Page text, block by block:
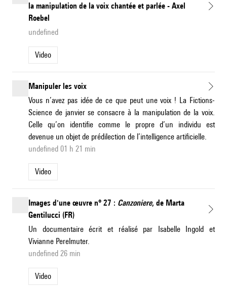
la manipulation de la voix chantée et parlée - Axel
Roebel
undefined
Video
Manipuler les voix
Vous n’avez pas idée de ce que peut une voix ! La Fictions-
Science de janvier se consacre à la manipulation de la voix.
Celle qu’on identifie comme le propre d’un individu est
devenue un objet de prédilection de l’intelligence artificielle.
undefined 01 h 21 min
Video
Images d'une œuvre n° 27 : Canzoniere, de Marta
Gentilucci (FR)
Un documentaire écrit et réalisé par Isabelle Ingold et
Vivianne Perelmuter.
undefined 26 min
Video